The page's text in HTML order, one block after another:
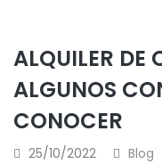
ALQUILER DE
ALGUNOS
CONOCER
25/10/2022 Blog